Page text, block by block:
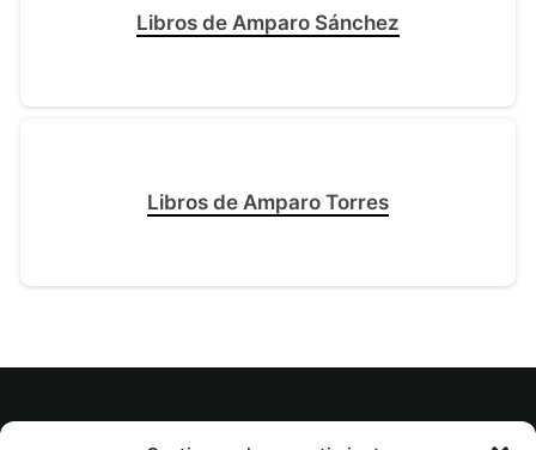
Libros de Amparo Sánchez
Libros de Amparo Torres